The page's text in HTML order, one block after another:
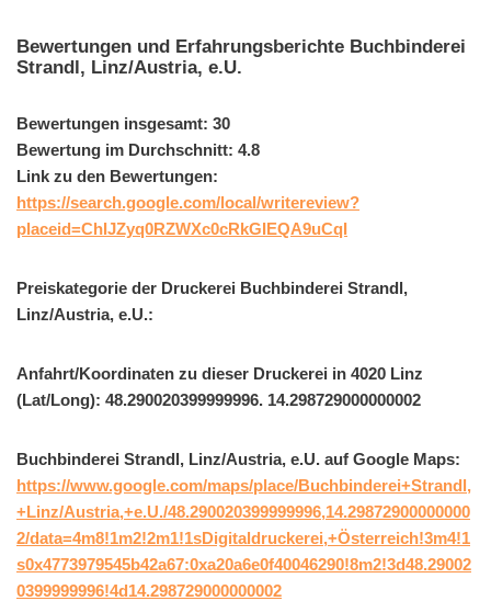
Bewertungen und Erfahrungsberichte Buchbinderei
Strandl, Linz/Austria, e.U.
Bewertungen insgesamt: 30
Bewertung im Durchschnitt: 4.8
Link zu den Bewertungen:
https://search.google.com/local/writereview?
placeid=ChIJZyq0RZWXc0cRkGIEQA9uCqI
Preiskategorie der Druckerei Buchbinderei Strandl,
Linz/Austria, e.U.:
Anfahrt/Koordinaten zu dieser Druckerei in 4020 Linz
(Lat/Long): 48.290020399999996. 14.298729000000002
Buchbinderei Strandl, Linz/Austria, e.U. auf Google Maps:
https://www.google.com/maps/place/Buchbinderei+Strandl,
+Linz/Austria,+e.U./48.290020399999996,14.29872900000000
2/data=4m8!1m2!2m1!1sDigitaldruckerei,+Österreich!3m4!1
s0x4773979545b42a67:0xa20a6e0f40046290!8m2!3d48.29002
0399999996!4d14.298729000000002